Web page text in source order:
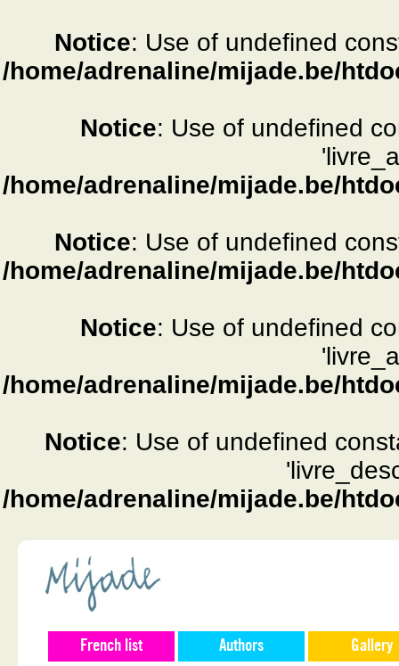
Notice: Use of undefined
/home/adrenaline/mijade.be/
Notice: Use of undefined
/home/adrenaline/mijade.be/
Notice: Use of undefined
/home/adrenaline/mijade.be/
Notice: Use of undefined
/home/adrenaline/mijade.be/
Notice: Use of undefined
/home/adrenaline/mijade.be/
French list Authors Gallery